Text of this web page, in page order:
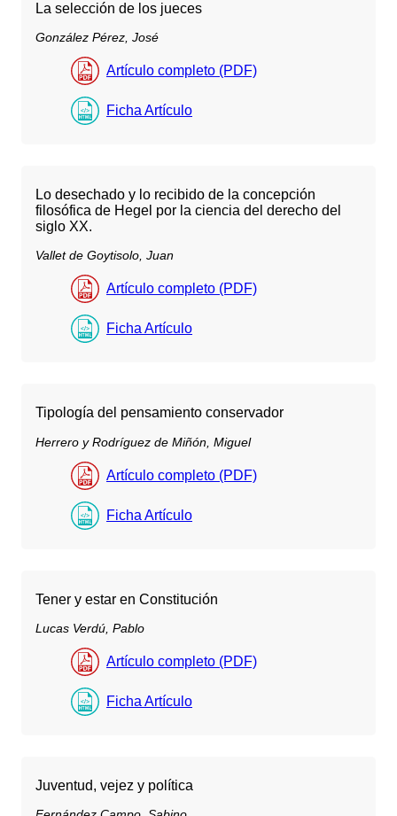
La selección de los jueces
González Pérez, José
Artículo completo (PDF)
Ficha Artículo
Lo desechado y lo recibido de la concepción
filosófica de Hegel por la ciencia del derecho del
siglo XX.
Vallet de Goytisolo, Juan
Artículo completo (PDF)
Ficha Artículo
Tipología del pensamiento conservador
Herrero y Rodríguez de Miñón, Miguel
Artículo completo (PDF)
Ficha Artículo
Tener y estar en Constitución
Lucas Verdú, Pablo
Artículo completo (PDF)
Ficha Artículo
Juventud, vejez y política